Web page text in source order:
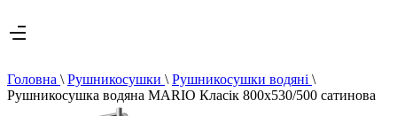
Головна \ Рушникосушки \ Рушникосушки водяні \
Рушникосушка водяна MARIO Класік 800х530/500 сатинова